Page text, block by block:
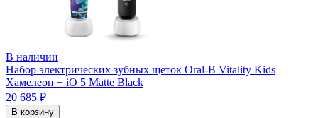
В наличии
Набор электрических зубных щеток Oral-B Vitality Kids
Хамелеон + iO 5 Matte Black
20 685 ₽
В корзину